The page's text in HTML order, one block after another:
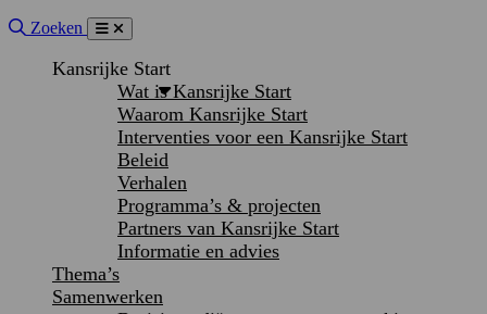
Site doorzoeken
Zoeken
Menu
Sluiten
Kansrijke Start
Wat is Kansrijke Start
Waarom Kansrijke Start
Interventies voor een Kansrijke Start
Beleid
Verhalen
Programma’s & projecten
Partners van Kansrijke Start
Informatie en advies
Thema’s
Samenwerken